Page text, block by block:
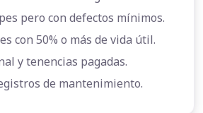
pero con defectos mínimos.
con 50% o más de vida útil.
y tenencias pagadas.
de mantenimiento.